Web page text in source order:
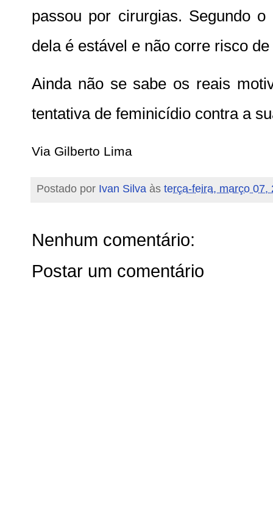
passou por cirurgias. Segundo
dela é estável e não corre risco
Ainda não se sabe os reais
tentativa de feminicídio contra a
Via Gilberto Lima
Postado por Ivan Silva às terça-feira, março 07,
Nenhum comentário:
Postar um comentário